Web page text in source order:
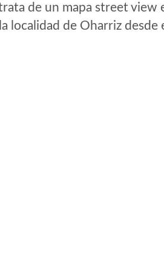
de un mapa street view
localidad de Oharriz desde